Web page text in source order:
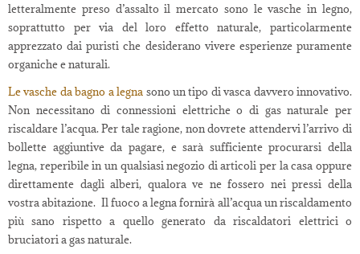
letteralmente preso d’assalto il mercato sono le vasche in legno,
soprattutto per via del loro effetto naturale, particolarmente
apprezzato dai puristi che desiderano vivere esperienze puramente
organiche e naturali.
Le vasche da bagno a legna sono un tipo di vasca davvero innovativo.
Non necessitano di connessioni elettriche o di gas naturale per
riscaldare l’acqua. Per tale ragione, non dovrete attendervi l’arrivo di
bollette aggiuntive da pagare, e sarà sufficiente procurarsi della
legna, reperibile in un qualsiasi negozio di articoli per la casa oppure
direttamente dagli alberi, qualora ve ne fossero nei pressi della
vostra abitazione. Il fuoco a legna fornirà all’acqua un riscaldamento
più sano rispetto a quello generato da riscaldatori elettrici o
bruciatori a gas naturale.